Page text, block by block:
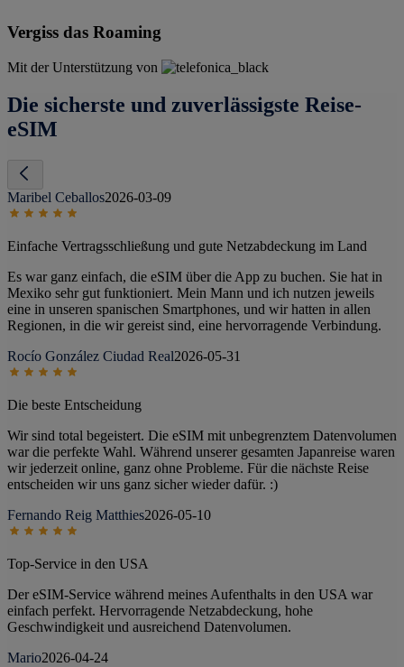
Vergiss das Roaming
Mit der Unterstützung von
Die sicherste und zuverlässigste Reise-
eSIM
Maribel Ceballos2026-03-09
Einfache Vertragsschließung und gute Netzabdeckung im Land
Es war ganz einfach, die eSIM über die App zu buchen. Sie hat in
Mexiko sehr gut funktioniert. Mein Mann und ich nutzen jeweils
eine in unseren spanischen Smartphones, und wir hatten in allen
Regionen, in die wir gereist sind, eine hervorragende Verbindung.
Rocío González Ciudad Real2026-05-31
Die beste Entscheidung
Wir sind total begeistert. Die eSIM mit unbegrenztem Datenvolumen
war die perfekte Wahl. Während unserer gesamten Japanreise waren
wir jederzeit online, ganz ohne Probleme. Für die nächste Reise
entscheiden wir uns ganz sicher wieder dafür. :)
Fernando Reig Matthies2026-05-10
Top-Service in den USA
Der eSIM-Service während meines Aufenthalts in den USA war
einfach perfekt. Hervorragende Netzabdeckung, hohe
Geschwindigkeit und ausreichend Datenvolumen.
Mario2026-04-24